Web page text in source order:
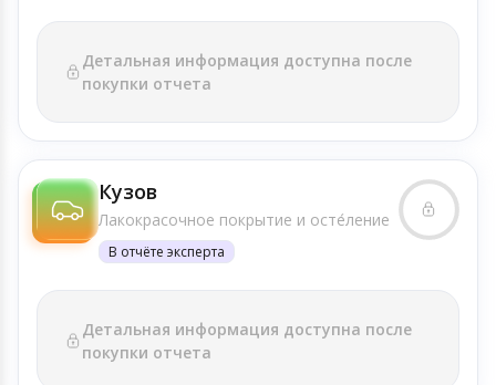
Детальная информация доступна после
покупки отчета
Кузов
Лакокрасочное покрытие и осте́ление
В отчёте эксперта
Детальная информация доступна после
покупки отчета